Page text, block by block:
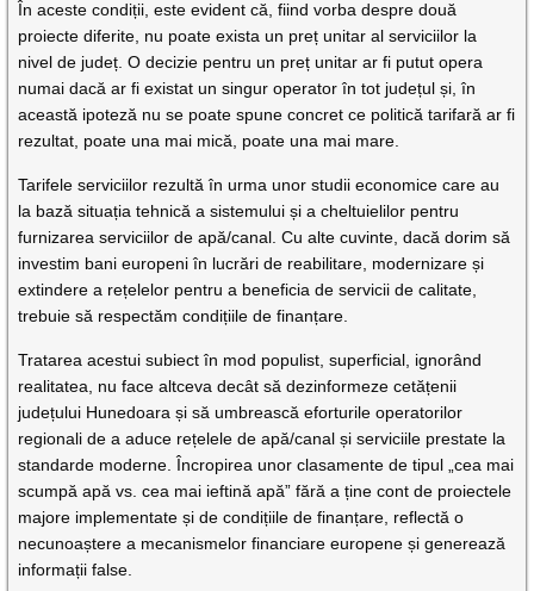
În aceste condiții, este evident că, fiind vorba despre două
proiecte diferite, nu poate exista un preț unitar al serviciilor la
nivel de județ. O decizie pentru un preț unitar ar fi putut opera
numai dacă ar fi existat un singur operator în tot județul și, în
această ipoteză nu se poate spune concret ce politică tarifară ar fi
rezultat, poate una mai mică, poate una mai mare.
Tarifele serviciilor rezultă în urma unor studii economice care au
la bază situația tehnică a sistemului și a cheltuielilor pentru
furnizarea serviciilor de apă/canal. Cu alte cuvinte, dacă dorim să
investim bani europeni în lucrări de reabilitare, modernizare și
extindere a rețelelor pentru a beneficia de servicii de calitate,
trebuie să respectăm condițiile de finanțare.
Tratarea acestui subiect în mod populist, superficial, ignorând
realitatea, nu face altceva decât să dezinformeze cetățenii
județului Hunedoara și să umbrească eforturile operatorilor
regionali de a aduce rețelele de apă/canal și serviciile prestate la
standarde moderne. Încropirea unor clasamente de tipul „cea mai
scumpă apă vs. cea mai ieftină apă” fără a ține cont de proiectele
majore implementate și de condițiile de finanțare, reflectă o
necunoaștere a mecanismelor financiare europene și generează
informații false.